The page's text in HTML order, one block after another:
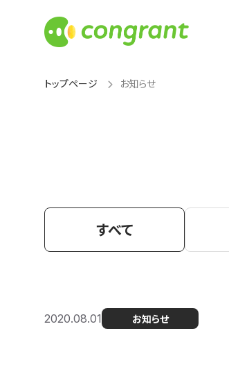
トップページ お知らせ
すべて
2020.08.01 お知らせ